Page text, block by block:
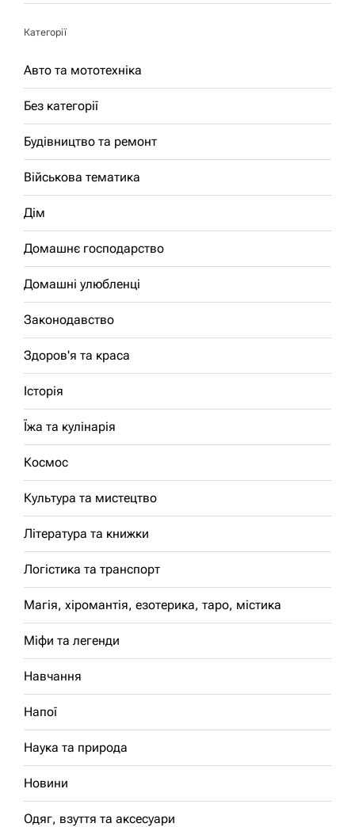
Категорії
Авто та мототехніка
Без категорії
Будівництво та ремонт
Військова тематика
Дім
Домашнє господарство
Домашні улюбленці
Законодавство
Здоров'я та краса
Історія
Їжа та кулінарія
Космос
Культура та мистецтво
Література та книжки
Логістика та транспорт
Магія, хіромантія, езотерика, таро, містика
Міфи та легенди
Навчання
Напої
Наука та природа
Новини
Одяг, взуття та аксесуари